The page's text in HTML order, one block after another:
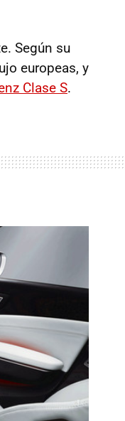
Según su
europeas, y
Clase S.